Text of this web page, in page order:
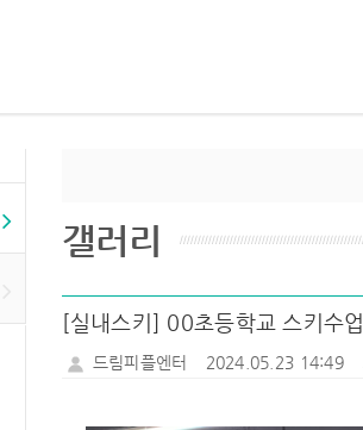
갤러리
[실내스키] 00초등학교 스키수업
드림피플엔터 2024.05.23 14:49